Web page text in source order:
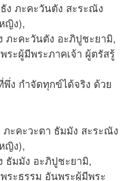
ง ภะคะวันตัง สะระณัง
ญิง),
ภะคะวันตัง อะภิปูชะยามิ,
ะผู้มีพระภาคเจ้า ผู้ตรัสรู้
พึ่ง กำจัดทุกข์ได้จริง ด้วย
ะคะวะตา ธัมมัง สะระณัง
ญิง),
ธัมมัง อะภิปูชะยามิ,
ระธรรม อันพระผู้มีพระ